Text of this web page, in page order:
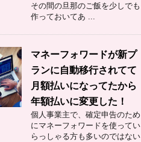
その間の旦那のご飯を少しでも
作っておいてあ ...
マネーフォワードが新プ
ランに自動移行されてて
月額払いになってたから
年額払いに変更した！
個人事業主で、確定申告のため
にマネーフォワードを使ってい
らっしゃる方も多いのではない